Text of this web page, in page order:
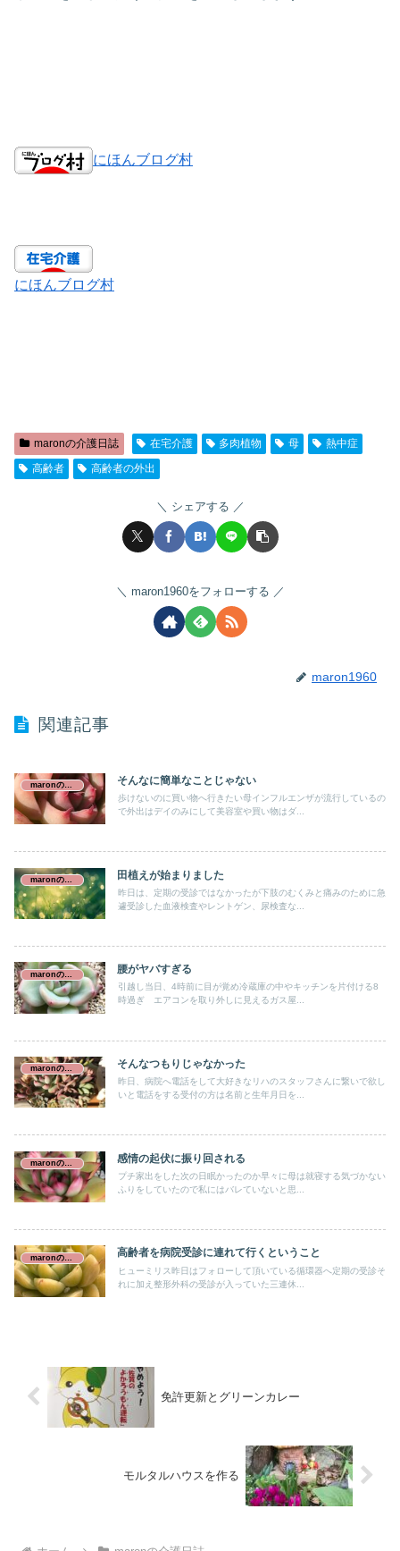
にほんブログ村
にほんブログ村
maronの介護日誌 在宅介護 多肉植物 母
熱中症
高齢者
高齢者の外出
シェアする
maron1960をフォローする
maron1960
関連記事
maronの介護日誌 そんなに簡単なことじゃない
歩けないのに買い物へ行きたい母インフルエンザが流行しているの
で外出はデイのみにして美容室や買い物はダ...
田植えが始まりました
昨日は、定期の受診ではなかったが下肢のむくみと痛みのために急
遽受診した血液検査やレントゲン、尿検査な...
腰がヤバすぎる
引越し当日、4時前に目が覚め冷蔵庫の中やキッチンを片付ける8
時過ぎ エアコンを取り外しに見えるガス屋...
maronの介護日誌 そんなつもりじゃなかった
昨日、病院へ電話をして大好きなリハのスタッフさんに繋いで欲し
いと電話をする受付の方は名前と生年月日を...
感情の起伏に振り回される
プチ家出をした次の日眠かったのか早々に母は就寝する気づかない
ふりをしていたので私にはバレていないと思...
高齢者を病院受診に連れて行くということ
ヒューミリス昨日はフォローして頂いている循環器へ定期の受診そ
れに加え整形外科の受診が入っていた三連休...
免許更新とグリーンカレー
モルタルハウスを作る